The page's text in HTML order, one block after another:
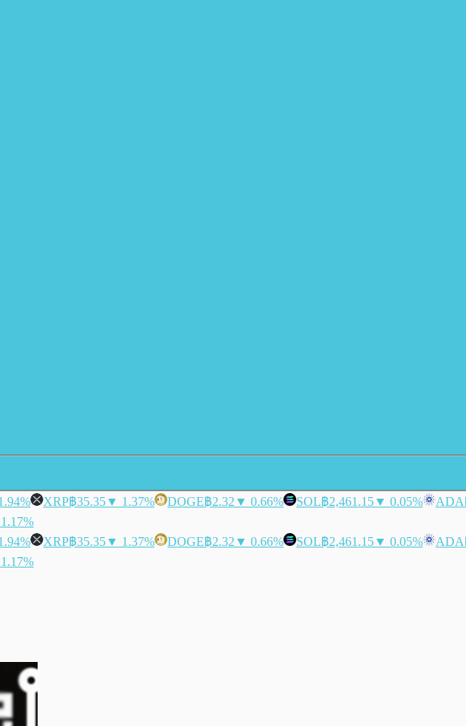
XRP฿35.35▼ 1.37% DOGE฿2.32 ▼ 0.66% SOL฿2,461.15▼ 0.05% ADA
XRP฿35.35▼ 1.37% DOGE฿2.32 ▼ 0.66% SOL฿2,461.15▼ 0.05% ADA